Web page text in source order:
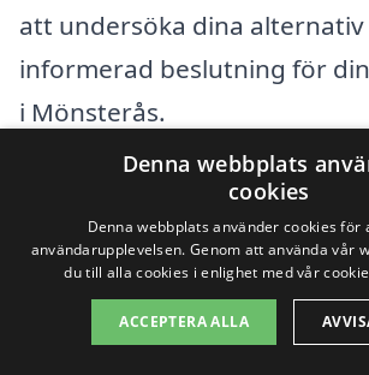
att undersöka dina
informerad beslutning för
i Mönsterås.
Få 3 erbjudanden, gratis
förpliktelser
Denna webbplats
cookies
Denna webbplats använder cookies för
användarupplevelsen. Genom att använda vår
du till alla cookies i enlighet med vår
ACCEPTERA ALLA